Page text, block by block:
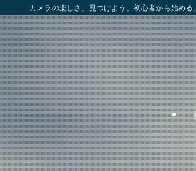
カメラの楽しさ、見つけよう。初心者から始め